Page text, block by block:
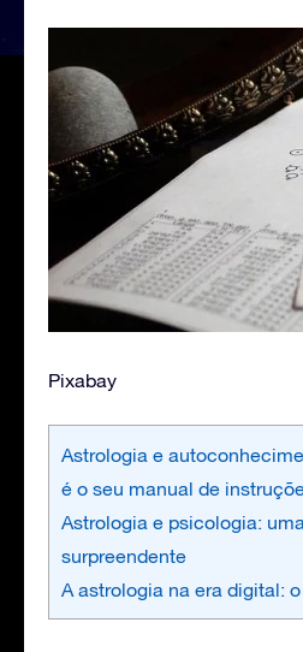
Pixabay
Astrologia e
é o seu manual de
Astrologia e psicologia:
surpreendente
A astrologia na era digital: